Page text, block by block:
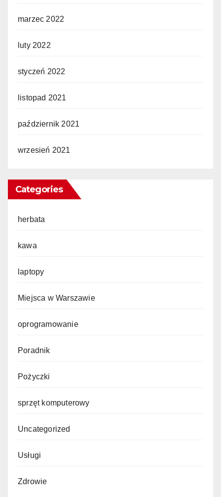
marzec 2022
luty 2022
styczeń 2022
listopad 2021
październik 2021
wrzesień 2021
Categories
herbata
kawa
laptopy
Miejsca w Warszawie
oprogramowanie
Poradnik
Pożyczki
sprzęt komputerowy
Uncategorized
Usługi
Zdrowie